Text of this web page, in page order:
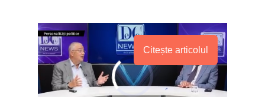
Citește articolul